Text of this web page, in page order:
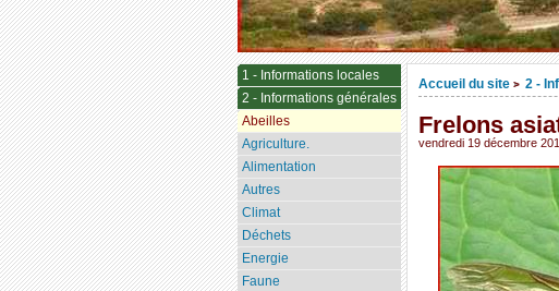
Accueil du site > 2 -
Frelons
vendredi 19 décembre
1 - Informations locales
2 - Informations générales
Abeilles
Agriculture.
Alimentation
Autres
Climat
Déchets
Energie
Faune